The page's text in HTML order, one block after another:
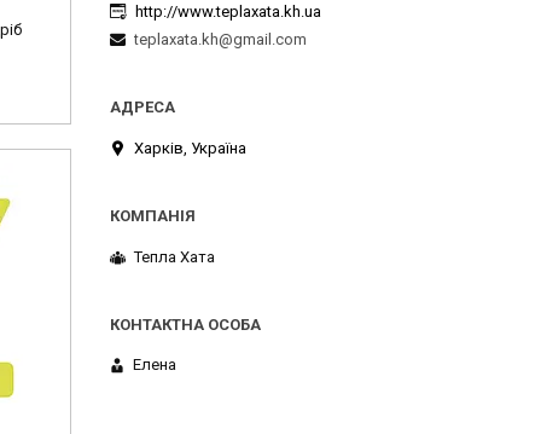
http://www.teplaxata.kh.ua
teplaxata.kh@gmail.com
Харків, Україна
Тепла Хата
Елена